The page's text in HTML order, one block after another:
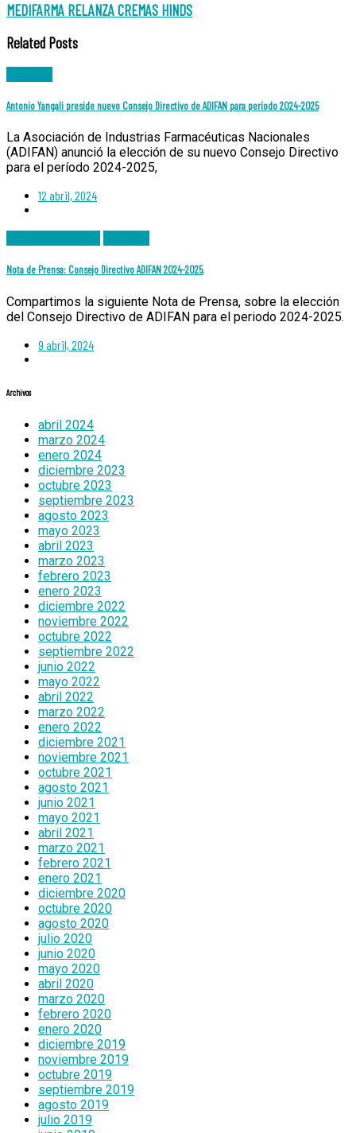
MEDIFARMA RELANZA CREMAS HINDS
Related Posts
Antonio Yangali preside nuevo Consejo Directivo de ADIFAN para período 2024-2025
La Asociación de Industrias Farmacéuticas Nacionales
(ADIFAN) anunció la elección de su nuevo Consejo Directivo
para el período 2024-2025,
12 abril, 2024
Nota de Prensa: Consejo Directivo ADIFAN 2024-2025.
Compartimos la siguiente Nota de Prensa, sobre la elección
del Consejo Directivo de ADIFAN para el periodo 2024-2025.
9 abril, 2024
Archivos
abril 2024
marzo 2024
enero 2024
diciembre 2023
octubre 2023
septiembre 2023
agosto 2023
mayo 2023
abril 2023
marzo 2023
febrero 2023
enero 2023
diciembre 2022
noviembre 2022
octubre 2022
septiembre 2022
junio 2022
mayo 2022
abril 2022
marzo 2022
enero 2022
diciembre 2021
noviembre 2021
octubre 2021
agosto 2021
junio 2021
mayo 2021
abril 2021
marzo 2021
febrero 2021
enero 2021
diciembre 2020
octubre 2020
agosto 2020
julio 2020
junio 2020
mayo 2020
abril 2020
marzo 2020
febrero 2020
enero 2020
diciembre 2019
noviembre 2019
octubre 2019
septiembre 2019
agosto 2019
julio 2019